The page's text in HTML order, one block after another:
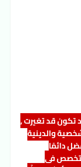
وقد تختلف التفاصيل وفقًا للحالة الشخصية والدينية
والقانونية للأفراد المعنيين. لذلك، يُفضل دائمًا